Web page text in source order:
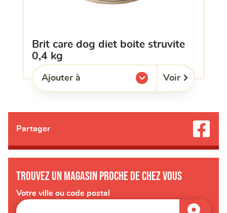
brit care dog diet boite struvite
0,4 kg
Ajouter à
l'une de mes listes. Voir
Partager
Trouvez un magasin proche de chez vous
Votre ville ou code postal